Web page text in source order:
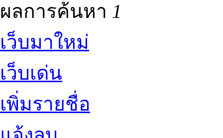
ผลการค้นหา 1
เว็บมาใหม่
เว็บเด่น
เพิ่มรายชื่อ